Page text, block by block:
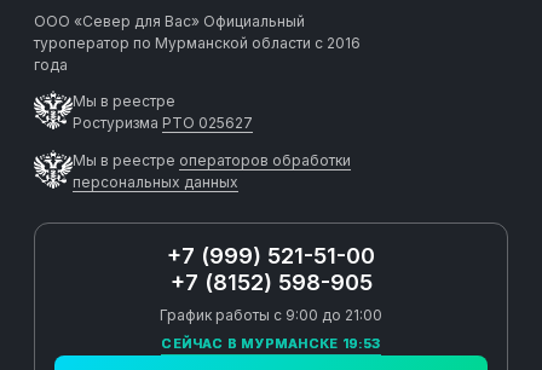
ООО «Север для Вас» Официальный
туроператор по Мурманской области с 2016
года
Мы в реестре
Ростуризма РТО 025627
Мы в реестре операторов обработки
персональных данных
+7 (999) 521-51-00
+7 (8152) 598-905
График работы с 9:00 до 21:00
СЕЙЧАС В МУРМАНСКЕ 19:53